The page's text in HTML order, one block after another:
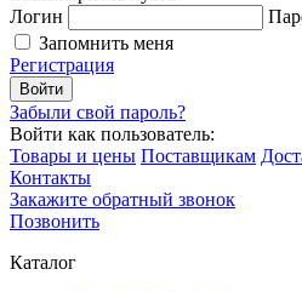
Логин
Запомнить меня
Регистрация
Забыли свой пароль?
Войти как пользователь:
Товары и цены Поставщикам
Контакты
Закажите обратный звонок
Позвонить
Каталог